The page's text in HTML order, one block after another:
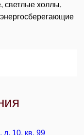
светлые холлы,